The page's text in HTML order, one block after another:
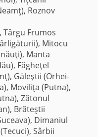
Roznov
Târgu Frumos
Mitocu
Manta
Făgheţel
Găleştii (Orhei-
Moviliţa (Putna),
Zătonul
Brăteştii
Dimaniul
Sârbii